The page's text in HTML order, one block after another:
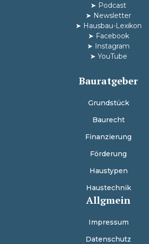
➤ Podcast
➤ Newsletter
➤ Hausbau-Lexikon
➤ Facebook
➤ Instagram
➤ YouTube
Bauratgeber
Grundstück
Baurecht
Finanzierung
Förderung
Haustypen
Haustechnik
Allgmein
Impressum
Datenschutz